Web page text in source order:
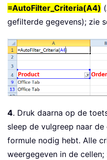
=AutoFilter_Criteria(A4) (
gefilterde gegevens); zie
4. Druk daarna op de
sleep de vulgreep naar
formule nodig hebt. Alle
weergegeven in de